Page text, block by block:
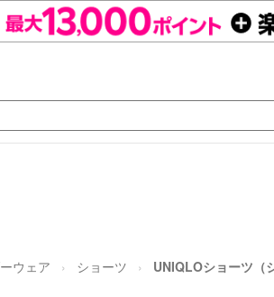
ウェア ショーツ UNIQLOショーツ（